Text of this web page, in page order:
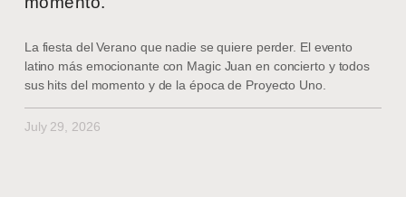
La fiesta del Verano que nadie se quiere perder. El evento
latino más emocionante con Magic Juan en concierto y todos
sus hits del momento y de la época de Proyecto Uno.
July 29, 2026